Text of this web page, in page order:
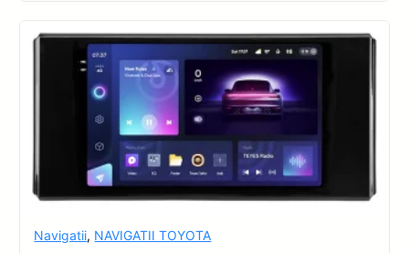
Navigatii, NAVIGATII TOYOTA